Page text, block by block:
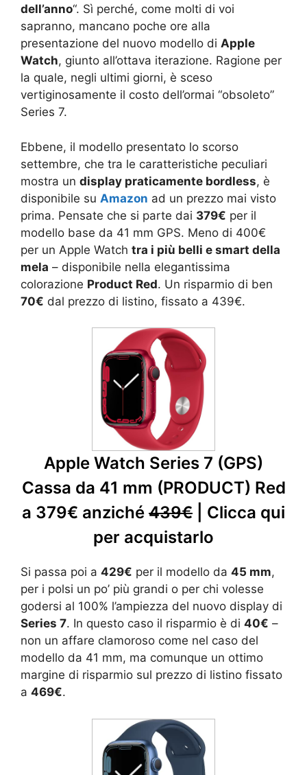
dell’anno“. Sì perché, come molti di voi
sapranno, mancano poche ore alla
presentazione del nuovo modello di Apple
Watch, giunto all’ottava iterazione. Ragione per
la quale, negli ultimi giorni, è sceso
vertiginosamente il costo dell’ormai “obsoleto”
Series 7.
Ebbene, il modello presentato lo scorso
settembre, che tra le caratteristiche peculiari
mostra un display praticamente bordless, è
disponibile su Amazon ad un prezzo mai visto
prima. Pensate che si parte dai 379€ per il
modello base da 41 mm GPS. Meno di 400€
per un Apple Watch tra i più belli e smart della
mela – disponibile nella elegantissima
colorazione Product Red. Un risparmio di ben
70€ dal prezzo di listino, fissato a 439€.
Apple Watch Series 7 (GPS)
Cassa da 41 mm (PRODUCT) Red
a 379€ anziché 439€ | Clicca qui
per acquistarlo
Si passa poi a 429€ per il modello da 45 mm,
per i polsi un po’ più grandi o per chi volesse
godersi al 100% l’ampiezza del nuovo display di
Series 7. In questo caso il risparmio è di 40€ –
non un affare clamoroso come nel caso del
modello da 41 mm, ma comunque un ottimo
margine di risparmio sul prezzo di listino fissato
a 469€.